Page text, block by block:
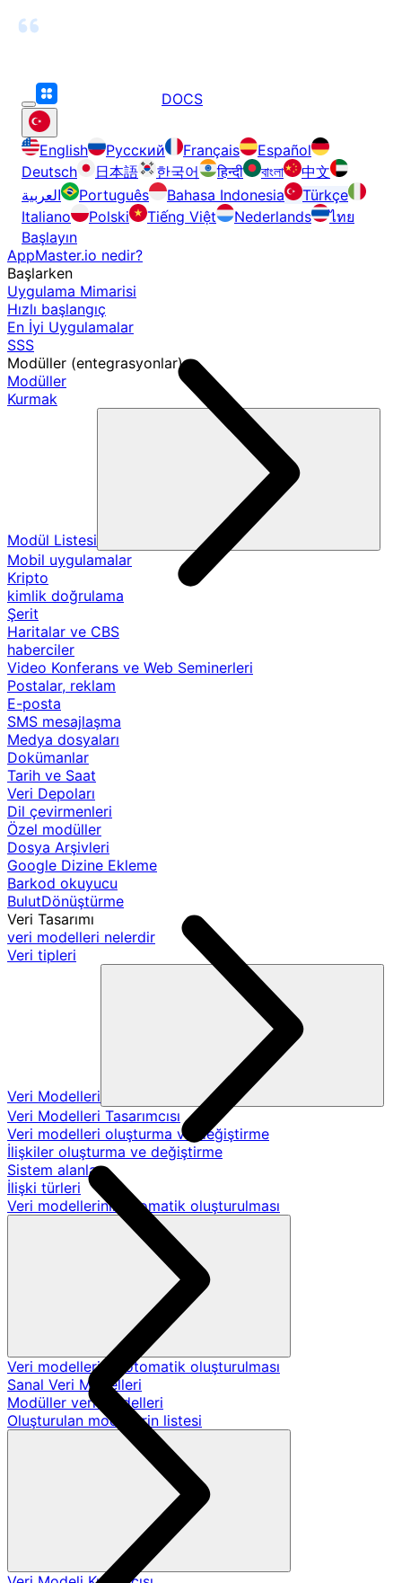
DOCS
English Русский Français
Español
Deutsch
日本語 한국어 हिन्दी বাংলা
中文
العربية
Português Bahasa Indonesia
Türkçe
Italiano
Polski Tiếng Việt Nederlands
ไทย
Başlayın
AppMaster.io nedir?
Başlarken
Uygulama Mimarisi
Hızlı başlangıç
En İyi Uygulamalar
SSS
Modüller (entegrasyonlar)
Modüller
Kurmak
Modül Listesi
Mobil uygulamalar
Kripto
kimlik doğrulama
Şerit
Haritalar ve CBS
haberciler
Video Konferans ve Web Seminerleri
Postalar, reklam
E-posta
SMS mesajlaşma
Medya dosyaları
Dokümanlar
Tarih ve Saat
Veri Depoları
Dil çevirmenleri
Özel modüller
Dosya Arşivleri
Google Dizine Ekleme
Barkod okuyucu
BulutDönüştürme
Veri Tasarımı
veri modelleri nelerdir
Veri tipleri
Veri Modelleri
Veri Modelleri Tasarımcısı
Veri modelleri oluşturma ve değiştirme
İlişkiler oluşturma ve değiştirme
Sistem alanları
İlişki türleri
Veri modellerinin otomatik oluşturulması
Veri modellerinin otomatik oluşturulması
Sanal Veri Modelleri
Modüller veri modelleri
Oluşturulan modellerin listesi